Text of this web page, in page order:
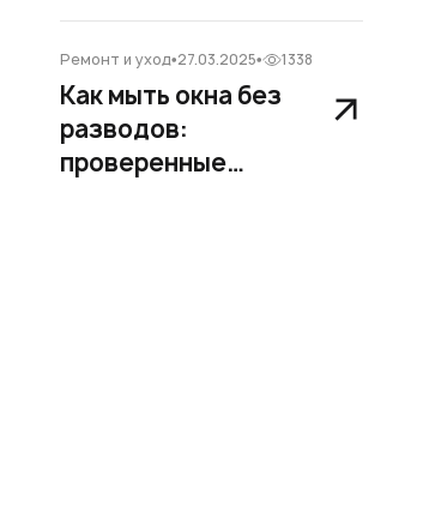
Ремонт и уход 27.03.2025 1338
Как мыть окна без
разводов:
проверенные